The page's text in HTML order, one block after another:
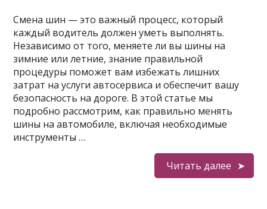
Смена шин — это важный процесс, который
каждый водитель должен уметь выполнять.
Независимо от того, меняете ли вы шины на
зимние или летние, знание правильной
процедуры поможет вам избежать лишних
затрат на услуги автосервиса и обеспечит вашу
безопасность на дороге. В этой статье мы
подробно рассмотрим, как правильно менять
шины на автомобиле, включая необходимые
инструменты …
Читать далее